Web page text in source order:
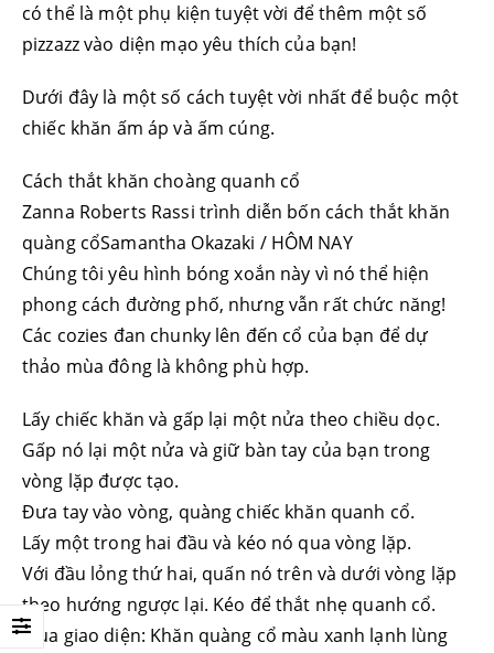
có thể là một phụ kiện tuyệt vời để thêm một số
pizzazz vào diện mạo yêu thích của bạn!
Dưới đây là một số cách tuyệt vời nhất để buộc một
chiếc khăn ấm áp và ấm cúng.
Cách thắt khăn choàng quanh cổ
Zanna Roberts Rassi trình diễn bốn cách thắt khăn
quàng cổSamantha Okazaki / HÔM NAY
Chúng tôi yêu hình bóng xoắn này vì nó thể hiện
phong cách đường phố, nhưng vẫn rất chức năng!
Các cozies đan chunky lên đến cổ của bạn để dự
thảo mùa đông là không phù hợp.
Lấy chiếc khăn và gấp lại một nửa theo chiều dọc.
Gấp nó lại một nửa và giữ bàn tay của bạn trong
vòng lặp được tạo.
Đưa tay vào vòng, quàng chiếc khăn quanh cổ.
Lấy một trong hai đầu và kéo nó qua vòng lặp.
Với đầu lỏng thứ hai, quấn nó trên và dưới vòng lặp
theo hướng ngược lại. Kéo để thắt nhẹ quanh cổ.
Mua giao diện: Khăn quàng cổ màu xanh lạnh lùng